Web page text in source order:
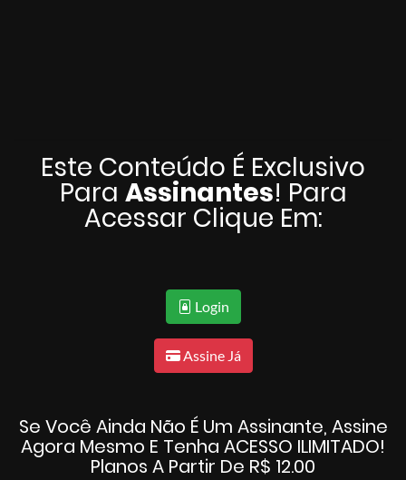
Este Conteúdo É Exclusivo
Para Assinantes! Para
Acessar Clique Em:
Login
Assine Já
Se Você Ainda Não É Um Assinante, Assine
Agora Mesmo E Tenha ACESSO ILIMITADO!
Planos A Partir De R$ 12.00